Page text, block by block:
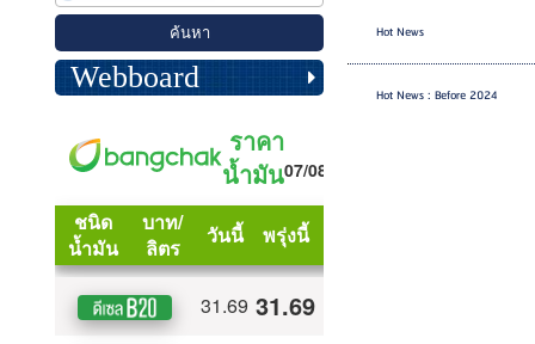
Webboard
Hot News
Hot News : Before 2024